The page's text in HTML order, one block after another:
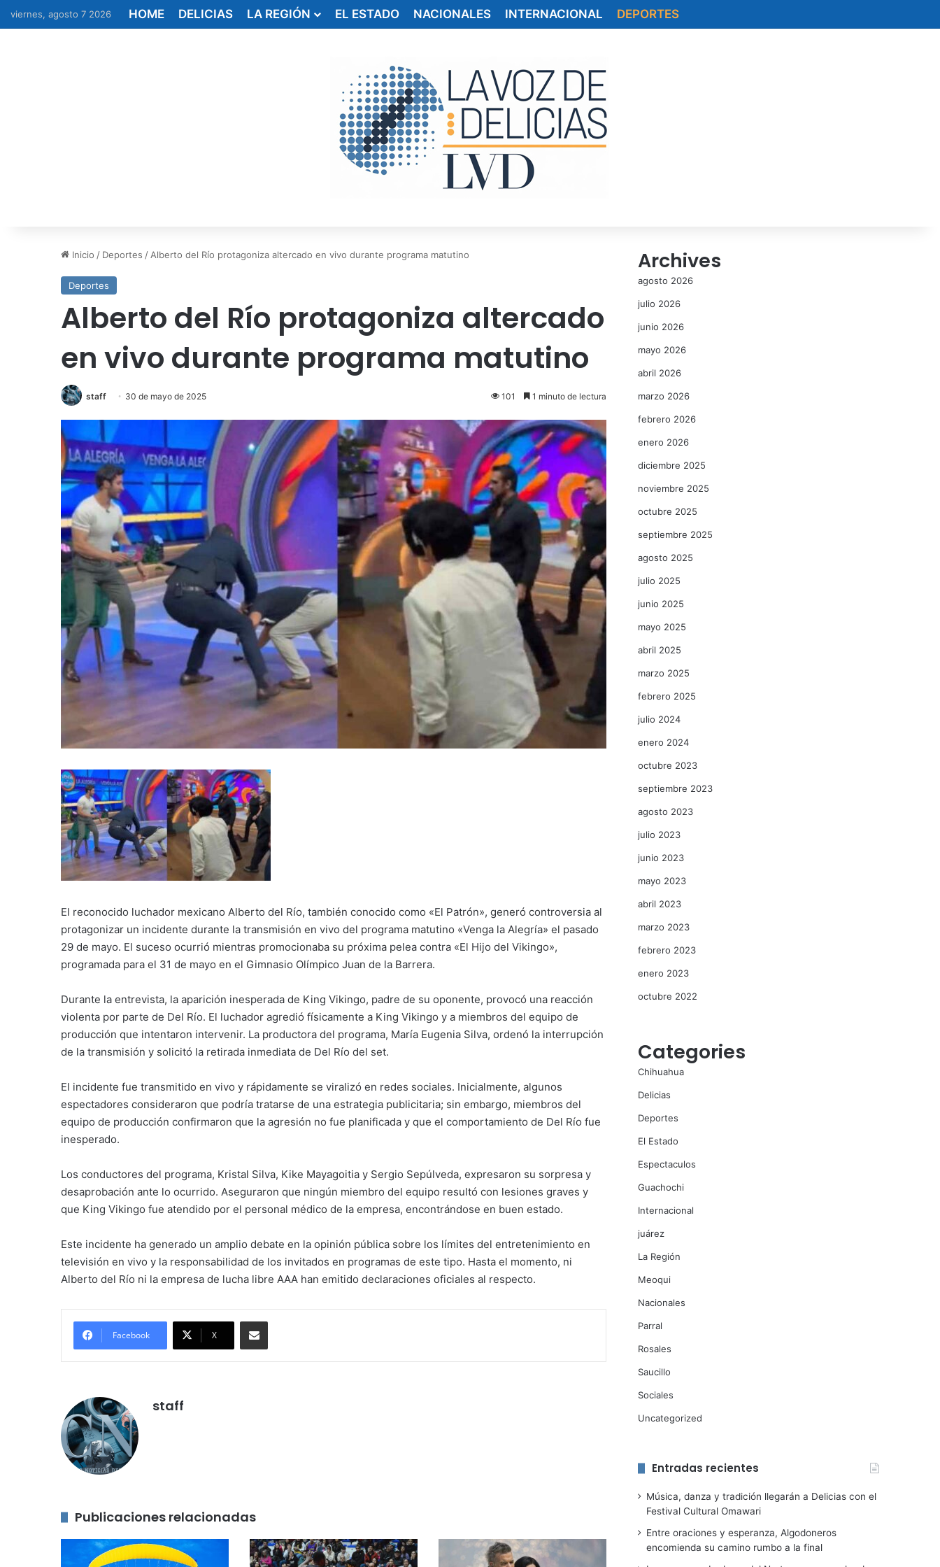
viernes, agosto 7 2026 HOME DELICIAS LA REGIÓN EL ESTADO NACIONALES INTERNACIONAL DEPORTES
Inicio / Deportes / Alberto del Río protagoniza altercado en vivo durante programa matutino
Deportes
Alberto del Río protagoniza altercado
en vivo durante programa matutino
staff 30 de mayo de 2025 101 1 minuto de lectura
El reconocido luchador mexicano Alberto del Río, también conocido como «El Patrón», generó controversia al
protagonizar un incidente durante la transmisión en vivo del programa matutino «Venga la Alegría» el pasado
29 de mayo. El suceso ocurrió mientras promocionaba su próxima pelea contra «El Hijo del Vikingo»,
programada para el 31 de mayo en el Gimnasio Olímpico Juan de la Barrera.
Durante la entrevista, la aparición inesperada de King Vikingo, padre de su oponente, provocó una reacción
violenta por parte de Del Río. El luchador agredió físicamente a King Vikingo y a miembros del equipo de
producción que intentaron intervenir. La productora del programa, María Eugenia Silva, ordenó la interrupción
de la transmisión y solicitó la retirada inmediata de Del Río del set.
El incidente fue transmitido en vivo y rápidamente se viralizó en redes sociales. Inicialmente, algunos
espectadores consideraron que podría tratarse de una estrategia publicitaria; sin embargo, miembros del
equipo de producción confirmaron que la agresión no fue planificada y que el comportamiento de Del Río fue
inesperado.
Los conductores del programa, Kristal Silva, Kike Mayagoitia y Sergio Sepúlveda, expresaron su sorpresa y
desaprobación ante lo ocurrido. Aseguraron que ningún miembro del equipo resultó con lesiones graves y
que King Vikingo fue atendido por el personal médico de la empresa, encontrándose en buen estado.
Este incidente ha generado un amplio debate en la opinión pública sobre los límites del entretenimiento en
televisión en vivo y la responsabilidad de los invitados en programas de este tipo. Hasta el momento, ni
Alberto del Río ni la empresa de lucha libre AAA han emitido declaraciones oficiales al respecto.
Facebook X
Compartir por correo electrónico
staff
Publicaciones relacionadas
Archives
agosto 2026
julio 2026
junio 2026
mayo 2026
abril 2026
marzo 2026
febrero 2026
enero 2026
diciembre 2025
noviembre 2025
octubre 2025
septiembre 2025
agosto 2025
julio 2025
junio 2025
mayo 2025
abril 2025
marzo 2025
febrero 2025
julio 2024
enero 2024
octubre 2023
septiembre 2023
agosto 2023
julio 2023
junio 2023
mayo 2023
abril 2023
marzo 2023
febrero 2023
enero 2023
octubre 2022
Categories
Chihuahua
Delicias
Deportes
El Estado
Espectaculos
Guachochi
Internacional
juárez
La Región
Meoqui
Nacionales
Parral
Rosales
Saucillo
Sociales
Uncategorized
Entradas recientes
Música, danza y tradición llegarán a Delicias con el
Festival Cultural Omawari
Entre oraciones y esperanza, Algodoneros
encomienda su camino rumbo a la final